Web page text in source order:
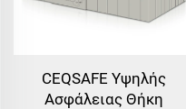
CEQSAFE Υψηλής
Ασφάλειας Θήκη